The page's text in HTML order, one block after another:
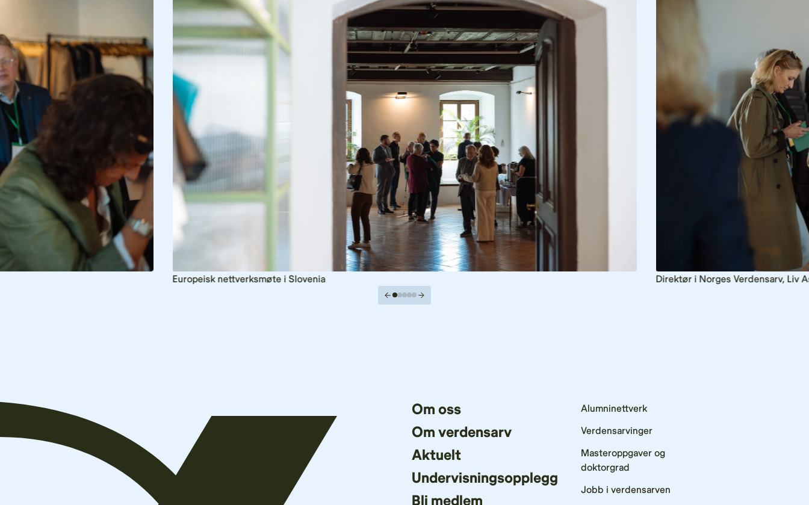
Europeisk nettverksmøte i Slovenia Direktør i Norges Verdensarv, Liv
Om oss
Om verdensarv
Aktuelt
Undervisningsopplegg
Bli medlem
Alumninettverk
Verdensarvinger
Masteroppgaver og
doktorgrad
Jobb i verdensarven